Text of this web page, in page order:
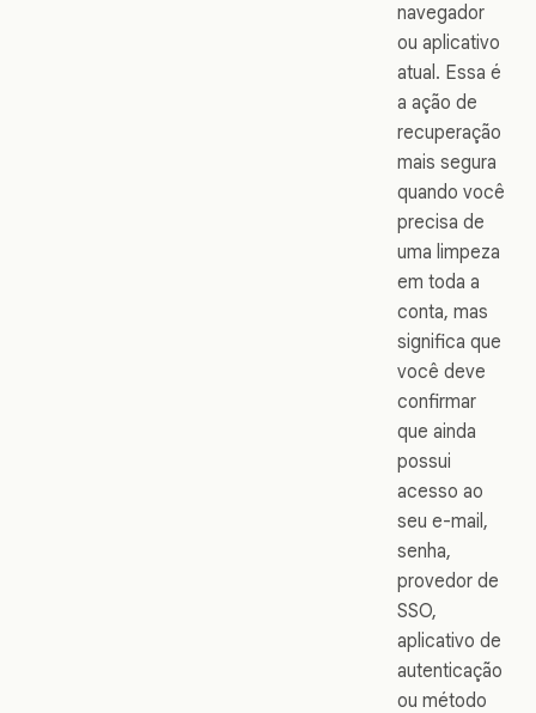
navegador
ou aplicativo
atual. Essa é
a ação de
recuperação
mais segura
quando você
precisa de
uma limpeza
em toda a
conta, mas
significa que
você deve
confirmar
que ainda
possui
acesso ao
seu e-mail,
senha,
provedor de
SSO,
aplicativo de
autenticação
ou método